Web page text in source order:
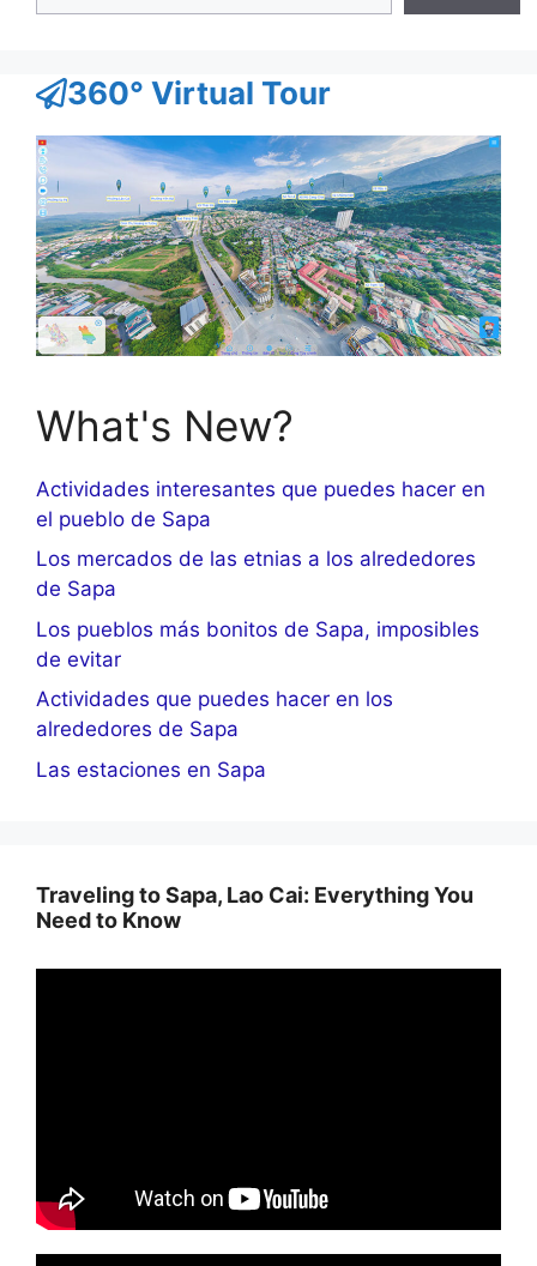
360° Virtual Tour
What's New?
Actividades interesantes que puedes hacer en
el pueblo de Sapa
Los mercados de las etnias a los alrededores
de Sapa
Los pueblos más bonitos de Sapa, imposibles
de evitar
Actividades que puedes hacer en los
alrededores de Sapa
Las estaciones en Sapa
Traveling to Sapa, Lao Cai: Everything You
Need to Know